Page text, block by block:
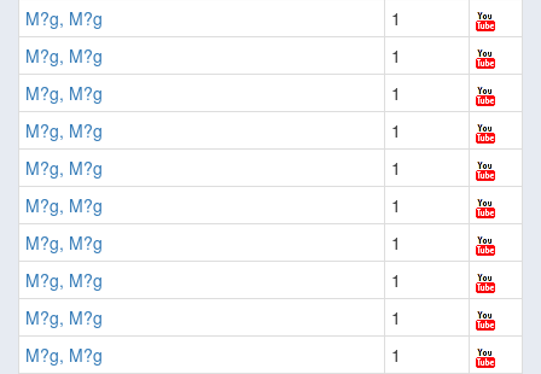
M?g, M?g
1
M?g, M?g
1
M?g, M?g
1
M?g, M?g
1
M?g, M?g
1
M?g, M?g
1
M?g, M?g
1
M?g, M?g
1
M?g, M?g
1
M?g, M?g
1